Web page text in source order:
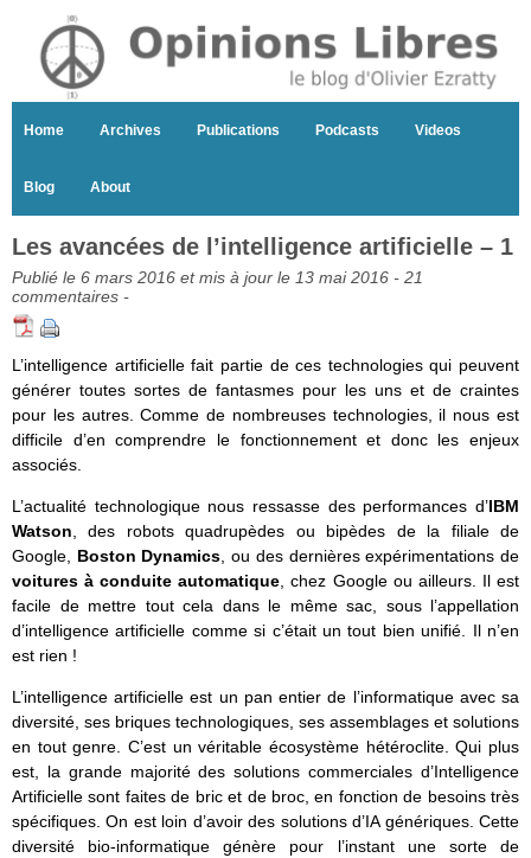
Home Archives Publications Podcasts Videos
Blog About
Les avancées de l’intelligence artificielle – 1
Publié le 6 mars 2016 et mis à jour le 13 mai 2016 - 21
commentaires -
L’intelligence artificielle fait partie de ces technologies qui peuvent
générer toutes sortes de fantasmes pour les uns et de craintes
pour les autres. Comme de nombreuses technologies, il nous est
difficile d’en comprendre le fonctionnement et donc les enjeux
associés.
L’actualité technologique nous ressasse des performances d’IBM
Watson , des robots quadrupèdes ou bipèdes de la filiale de
Google, Boston Dynamics , ou des dernières expérimentations de
voitures à conduite automatique , chez Google ou ailleurs. Il est
facile de mettre tout cela dans le même sac, sous l’appellation
d’intelligence artificielle comme si c’était un tout bien unifié. Il n’en
est rien !
L’intelligence artificielle est un pan entier de l’informatique avec sa
diversité, ses briques technologiques, ses assemblages et solutions
en tout genre. C’est un véritable écosystème hétéroclite. Qui plus
est, la grande majorité des solutions commerciales d’Intelligence
Artificielle sont faites de bric et de broc, en fonction de besoins très
spécifiques. On est loin d’avoir des solutions d’IA génériques. Cette
diversité bio-informatique génère pour l’instant une sorte de